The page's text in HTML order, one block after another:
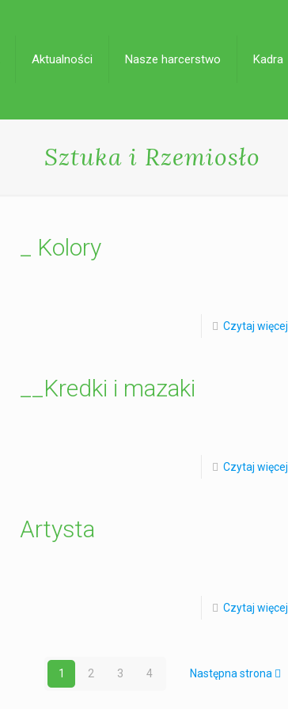
Aktualności Nasze harcerstwo Kadra
Sztuka i Rzemiosło
_ Kolory
Czytaj więcej
__Kredki i mazaki
Czytaj więcej
Artysta
Czytaj więcej
1 2 3 4 Następna strona